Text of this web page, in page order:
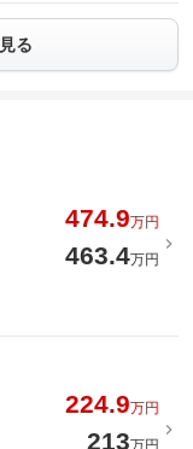
る
474.9万円
463.4万円
224.9万円
213万円